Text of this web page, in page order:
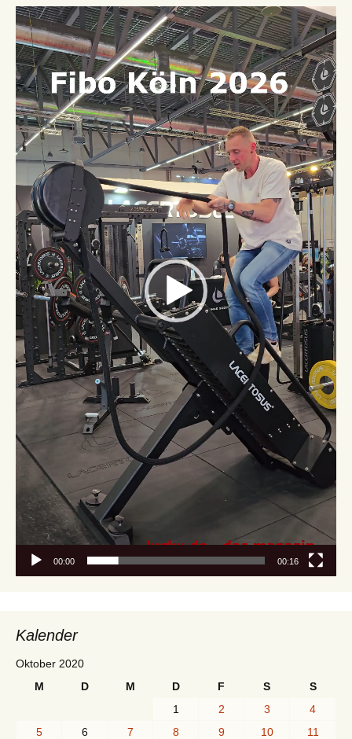
Video-
Player
00:00 00:16
Kalender
Oktober 2020
M
D M D F S
S
1
2 3
4
5
6 7 8 9 10
11